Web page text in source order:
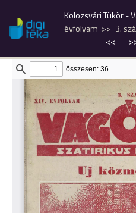
Kolozsvári Tükör -
évfolyam
3.
<<